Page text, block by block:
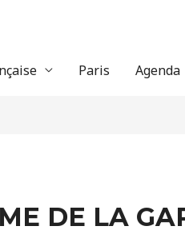
Paris Agenda
DE LA